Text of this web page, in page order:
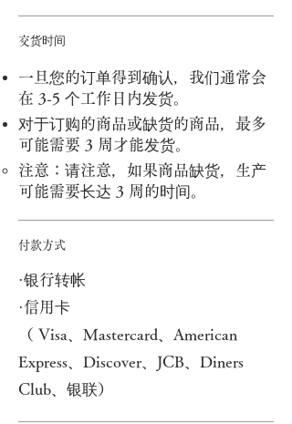
交货时间
一旦您的订单得到确认，我们通常会
在 3-5 个工作日内发货。
对于订购的商品或缺货的商品，最多
可能需要 3 周才能发货。
注意：请注意，如果商品缺货，生产
可能需要长达 3 周的时间。
付款方式
·银行转帐
·信用卡
（ Visa、Mastercard、American
Express、Discover、JCB、Diners
Club、银联）